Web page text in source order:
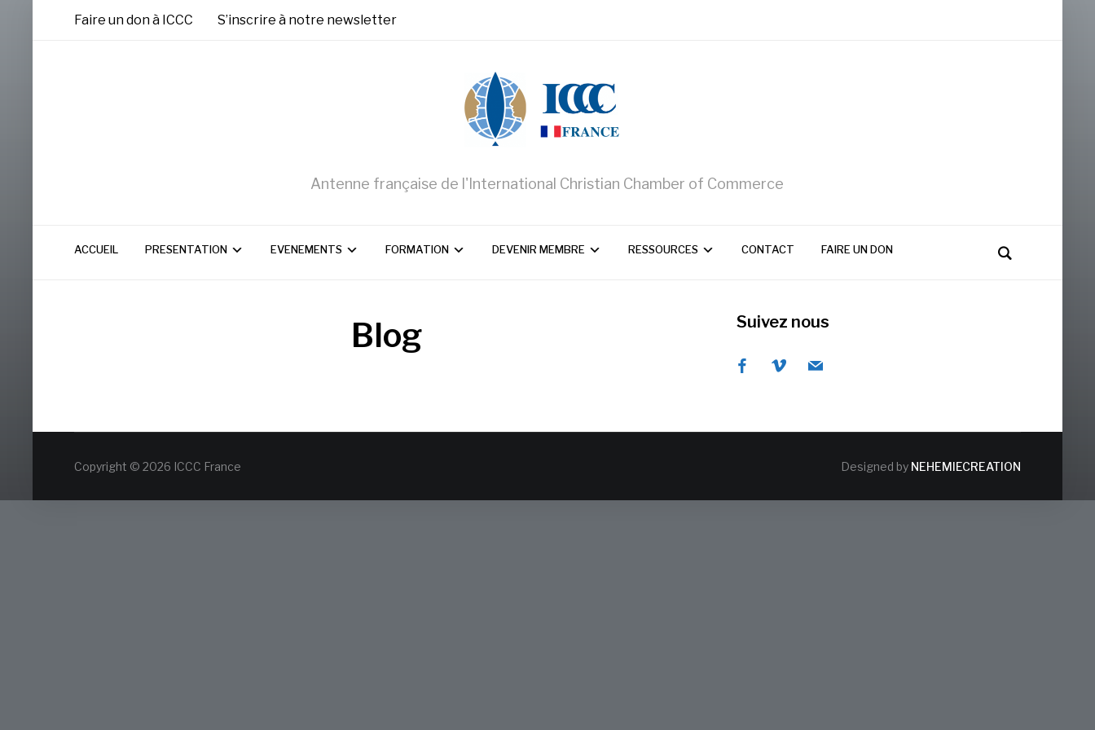
Faire un don à ICCC S’inscrire à notre newsletter
Antenne française de l'International Christian Chamber of Commerce
ACCUEIL PRESENTATION EVENEMENTS FORMATION DEVENIR MEMBRE RESSOURCES CONTACT FAIRE UN DON
Blog Suivez nous
facebook
vimeo mail
Copyright © 2026 ICCC France Designed by NEHEMIECREATION